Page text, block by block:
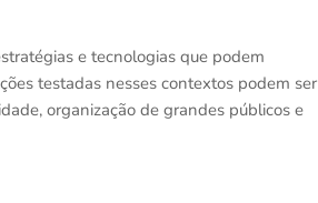
e tecnologias que podem
testadas nesses contextos podem ser
organização de grandes públicos e